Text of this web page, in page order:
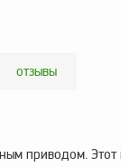
отзывы
приводом. Этот